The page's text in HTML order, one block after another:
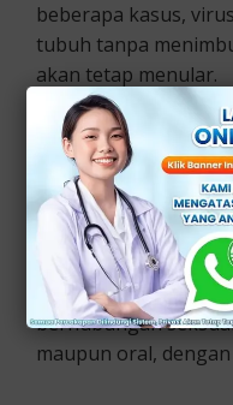
beberapa kasus,
tubuh tanpa
akan tetap menular.
Penularan virus ini
berhubungan
maupun oral,